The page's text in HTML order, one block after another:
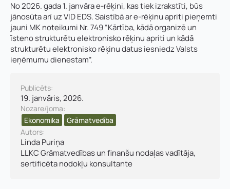
No 2026. gada 1. janvāra e-rēķini, kas tiek izrakstīti, būs
jānosūta arī uz VID EDS. Saistībā ar e-rēķinu apriti pieņemti
jauni MK noteikumi Nr. 749 “Kārtība, kādā organizē un
īsteno strukturētu elektronisko rēķinu apriti un kādā
strukturētu elektronisko rēķinu datus iesniedz Valsts
ieņēmumu dienestam”.
Publicēts:
19. janvāris, 2026.
Nozare/joma:
Ekonomika
Grāmatvedība
Autors:
Linda Puriņa
LLKC Grāmatvedības un finanšu nodaļas vadītāja,
sertificēta nodokļu konsultante
Uzvārds*
E-pasts*
Pievieno savu CV un motivācijas vēstuli
Uzņēmuma reģistrācijas numurs:
*
Kontakttālrunis
Pamatnozare